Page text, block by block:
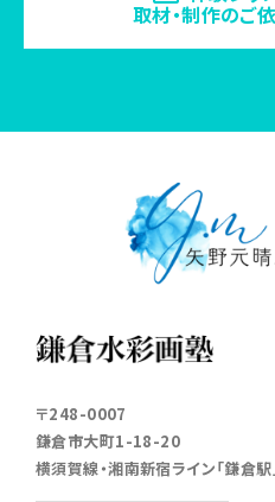
取材・制作の
〒248-0007
鎌倉市大町1-18-20
横須賀線・湘南新宿ライン「鎌倉